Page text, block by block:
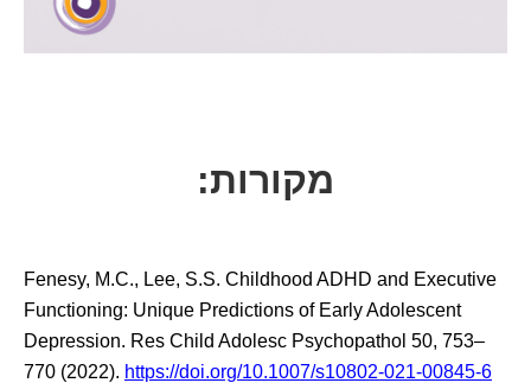
מקורות:
Fenesy, M.C., Lee, S.S. Childhood ADHD and Executive
Functioning: Unique Predictions of Early Adolescent
Depression. Res Child Adolesc Psychopathol 50, 753–
770 (2022). https://doi.org/10.1007/s10802-021-00845-6